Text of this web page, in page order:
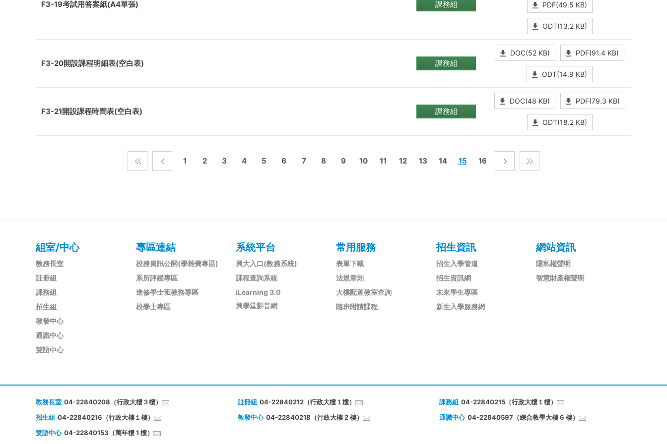
F3-19考試用答案紙(A4單張) 課務組 PDF(49.5 KB)
ODT(13.2 KB)
F3-20開設課程明細表(空白表) 課務組
DOC(52 KB) PDF(91.4 KB)
ODT(14.9 KB)
F3-21開設課程時間表(空白表) 課務組
DOC(48 KB) PDF(79.3 KB)
ODT(18.2 KB)
1 2 3 4 5 6 7 8 9 10 11 12 13 14 15 16
組室/中心
教務長室
註冊組
課務組
招生組
教發中心
通識中心
雙語中心
專區連結
校務資訊公開(學雜費專區)
系所評鑑專區
進修學士班教務專區
校學士專區
系統平台
興大入口(教務系統)
課程查詢系統
iLearning 3.0
興學堂影音網
常用服務
表單下載
法規章則
大樓配置教室查詢
隨班附讀課程
招生資訊
招生入學管道
招生資訊網
未來學生專區
新生入學服務網
網站資訊
隱私權聲明
智慧財產權聲明
教務長室 04-22840208（行政大樓３樓） 註冊組 04-22840212（行政大樓１樓） 課務組 04-22840215（行政大樓１樓）
招生組 04-22840216（行政大樓１樓） 教發中心 04-22840218（行政大樓 2 樓） 通識中心 04-22840597（綜合教學大樓 6 樓）
雙語中心 04-22840153（萬年樓 1 樓）